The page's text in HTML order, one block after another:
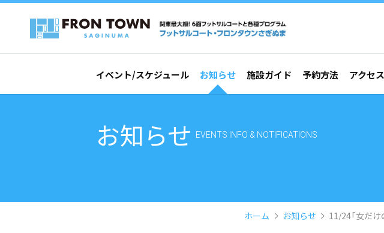
イベント/スケジュール お知らせ 施設ガイド 予約方法 アクセス
お知らせ EVENTS INFO & NOTIFICATIONS
ホーム お知らせ 11/24「女だ